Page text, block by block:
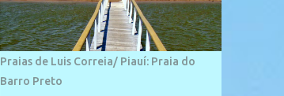
Praias de Luis Correia/ Piauí: Praia do
Barro Preto